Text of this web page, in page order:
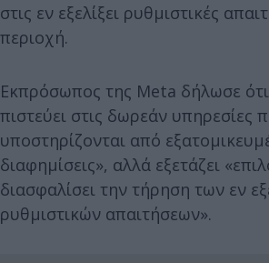
στις εν εξελίξει ρυθμιστικές
περιοχή.
Εκπρόσωπος της Meta δήλωσε ότι
πιστεύει στις δωρεάν υπηρεσίες
υποστηρίζονται από
διαφημίσεις», αλλά εξετάζει
διασφαλίσει την τήρηση των εν
ρυθμιστικών απαιτήσεων».